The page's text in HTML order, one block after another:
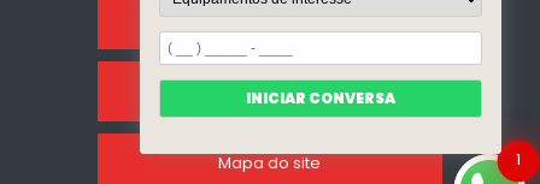
Categorias
Clientes
Mapa do site 1
INICIAR CONVERSA